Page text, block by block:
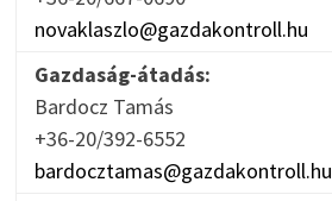
novaklaszlo@gazdakontroll.hu
Gazdaság-átadás:
Bardocz Tamás
+36-20/392-6552
bardocztamas@gazdakontroll.hu